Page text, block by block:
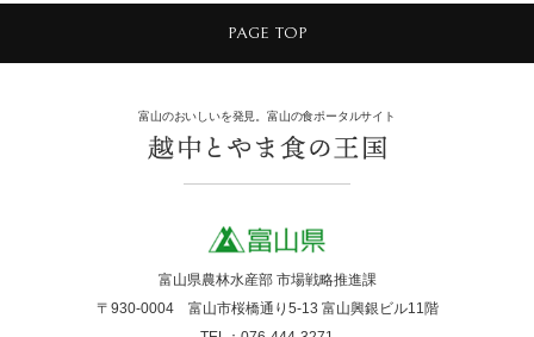
PAGE TOP
富山のおいしいを発見。富山の食ポータルサイト
富山県農林水産部 市場戦略推進課
〒930-0004 富山市桜橋通り5-13 富山興銀ビル11階